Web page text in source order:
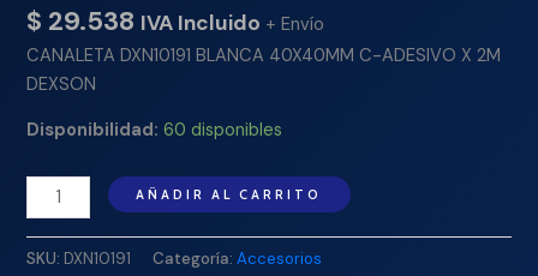
$ 29.538 IVA Incluido + Envío
CANALETA DXN10191 BLANCA 40X40MM C-ADESIVO X 2M
DEXSON
Disponibilidad: 60 disponibles
AÑADIR AL CARRITO
SKU: DXN10191 Categoría:Accesorios